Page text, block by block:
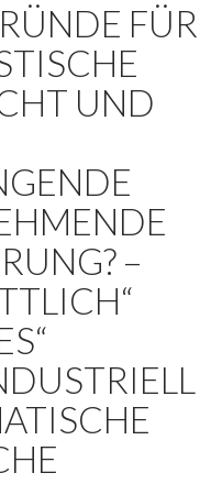
FÜR
UND
–